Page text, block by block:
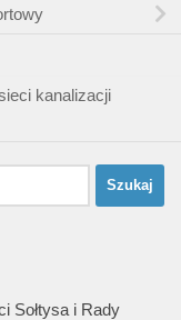
kanalizacji
Sołtysa i Rady